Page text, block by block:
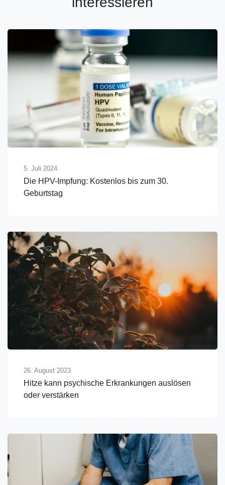
5. Juli 2024
Die HPV-Impfung: Kostenlos bis zum 30.
Geburtstag
26. August 2023
Hitze kann psychische Erkrankungen auslösen
oder verstärken